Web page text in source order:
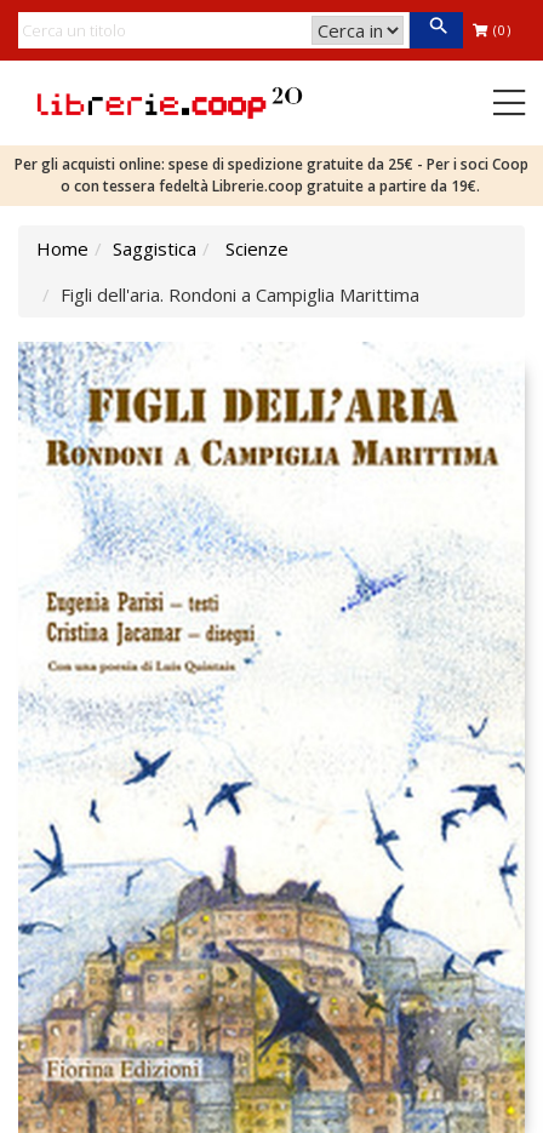
(0)
Per gli acquisti online: spese di spedizione gratuite da 25€ - Per i soci Coop
o con tessera fedeltà Librerie.coop gratuite a partire da 19€.
Home Saggistica
Scienze
Figli dell'aria. Rondoni a Campiglia Marittima